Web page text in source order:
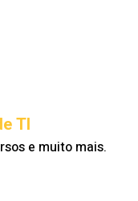
TI
e muito mais.